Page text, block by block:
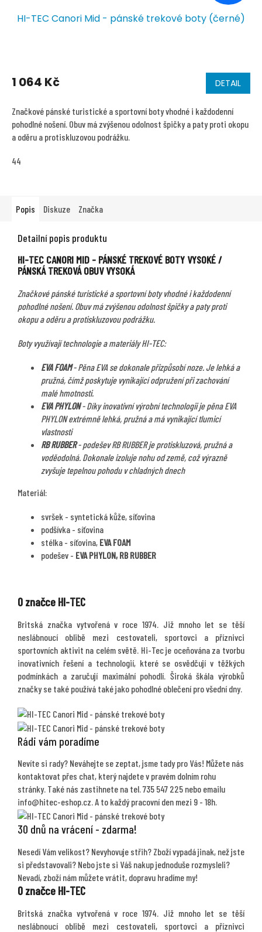
HI-TEC Canori Mid - pánské trekové boty (černé)
produktu
5,0
z
5
1 064 Kč DETAIL
Značkové pánské turistické a sportovní boty vhodné i každodenní
pohodlné nošení. Obuv má zvýšenou odolnost špičky a paty proti okopu
a oděru a protiskluzovou podrážku.
44
Popis Diskuze Značka
Detailní popis produktu
HI-TEC CANORI MID - PÁNSKÉ TREKOVÉ BOTY VYSOKÉ /
PÁNSKÁ TREKOVÁ OBUV VYSOKÁ
Značkové pánské turistické a sportovní boty vhodné i každodenní
pohodlné nošení. Obuv má zvýšenou odolnost špičky a paty proti
okopu a oděru a protiskluzovou podrážku.
Boty využívají technologie a materiály HI-TEC:
EVA FOAM- Pěna EVA se dokonale přizpůsobí noze. Je lehká a
pružná, čímž poskytuje vynikající odpružení při zachování
malé hmotnosti.
EVA PHYLON- Díky inovativní výrobní technologii je pěna EVA
PHYLON extrémně lehká, pružná a má vynikající tlumicí
vlastnosti
RB RUBBER- podešev RB RUBBER je protiskluzová, pružná a
voděodolná. Dokonale izoluje nohu od země, což výrazně
zvyšuje tepelnou pohodu v chladných dnech
Materiál:
svršek - syntetická kůže, síťovina
podšívka - síťovina
stélka - síťovina, EVA FOAM
podešev - EVA PHYLON, RB RUBBER
O značce HI-TEC
Britská značka vytvořená v roce 1974. Již mnoho let se těší
neslábnoucí oblibě mezi cestovateli, sportovci a příznivci
sportovních aktivit na celém světě. Hi-Tec je oceňována za tvorbu
inovativních řešení a technologií, které se osvědčují v těžkých
podmínkách a zaručují maximální pohodlí. Široká škála výrobků
značky se také používá také jako pohodlné oblečení pro všední dny.
Rádi vám poradíme
Nevíte si rady? Neváhejte se zeptat, jsme tady pro Vás! Můžete nás
kontaktovat přes chat, který najdete v pravém dolním rohu
stránky. Také nás zastihnete na tel. 735 547 225 nebo emailu
info@hitec-eshop.cz. A to každý pracovní den mezi 9 - 18h.
30 dnů na vrácení - zdarma!
Nesedí Vám velikost? Nevyhovuje střih? Zboží vypadá jinak, než jste
si představovali? Nebo jste si Váš nakup jednoduše rozmysleli?
Nevadí, zboží nám můžete vrátit, dopravu hradíme my!
O značce HI-TEC
Britská značka vytvořená v roce 1974. Již mnoho let se těší
neslábnoucí oblibě mezi cestovateli, sportovci a příznivci